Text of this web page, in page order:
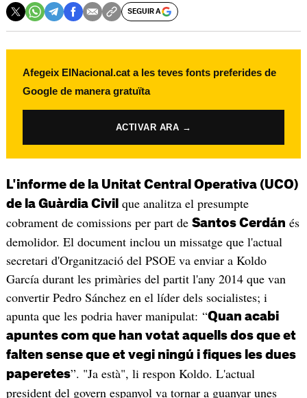
SEGUIR A
Afegeix ElNacional.cat a les teves fonts preferides de
Google de manera gratuïta
ACTIVAR ARA →
L'informe de la Unitat Central Operativa (UCO)
de la Guàrdia Civil que analitza el presumpte
cobrament de comissions per part de Santos Cerdán és
demolidor. El document inclou un missatge que l'actual
secretari d'Organització del PSOE va enviar a Koldo
García durant les primàries del partit l'any 2014 que van
convertir Pedro Sánchez en el líder dels socialistes; i
apunta que les podria haver manipulat: “Quan acabi
apuntes com que han votat aquells dos que et
falten sense que et vegi ningú i fiques les dues
paperetes”. "Ja està", li respon Koldo. L'actual
president del govern espanyol va tornar a guanyar unes